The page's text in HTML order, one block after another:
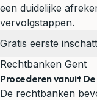
een duidelijke
vervolgstappen.
Gratis eerste
Rechtbanken Gent
Procederen vanuit
De rechtbanken